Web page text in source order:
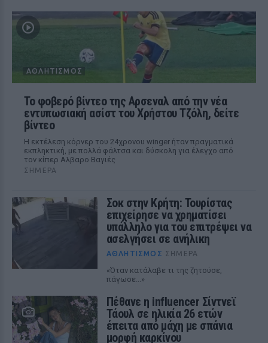
ΑΘΛΗΤΙΣΜΌΣ
Το φοβερό βίντεο της Αρσεναλ από την νέα
εντυπωσιακή ασίστ του Χρήστου Τζόλη, δείτε
βίντεο
Η εκτέλεση κόρνερ του 24χρονου winger ήταν πραγματικά
εκπληκτική, με πολλά φάλτσα και δύσκολη για έλεγχο από
τον κίπερ Αλβαρο Βαγιές
ΣΉΜΕΡΑ
Σοκ στην Κρήτη: Τουρίστας
επιχείρησε να χρηματίσει
υπάλληλο για του επιτρέψει να
ασελγήσει σε ανήλικη
ΑΘΛΗΤΙΣΜΌΣ ΣΉΜΕΡΑ
«Όταν κατάλαβε τι της ζητούσε,
πάγωσε...»
Πέθανε η influencer Σίντνεϊ
Τάουλ σε ηλικία 26 ετών
έπειτα από μάχη με σπάνια
μορφή καρκίνου